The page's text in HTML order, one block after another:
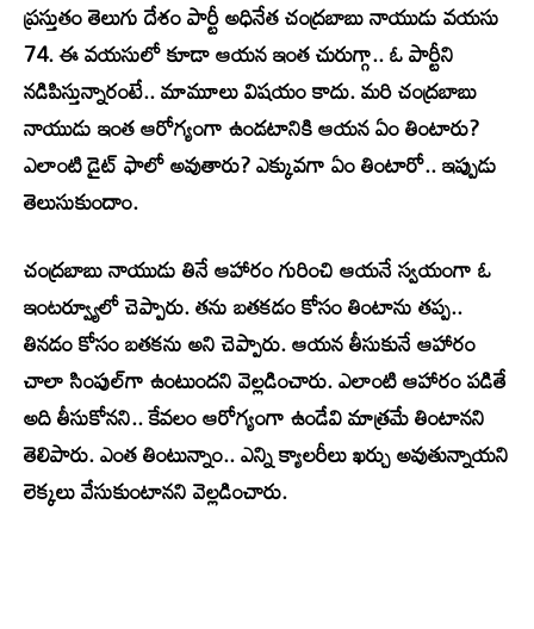
ప్రస్తుతం తెలుగు దేశం పార్టీ అధినేత చంద్రబాబు నాయుడు వయసు
74. ఈ వయసులో కూడా ఆయన ఇంత చురుగ్గా.. ఓ పార్టీని
నడిపిస్తున్నారంటే.. మామూలు విషయం కాదు. మరి చంద్రబాబు
నాయుడు ఇంత ఆరోగ్యంగా ఉండటానికి ఆయన ఏం తింటారు?
ఎలాంటి డైట్ ఫాలో అవుతారు? ఎక్కువగా ఏం తింటారో.. ఇప్పుడు
తెలుసుకుందాం.
చంద్రబాబు నాయుడు తినే ఆహారం గురించి ఆయనే స్వయంగా ఓ
ఇంటర్వ్యూలో చెప్పారు. తను బతకడం కోసం తింటాను తప్ప..
తినడం కోసం బతకను అని చెప్పారు. ఆయన తీసుకునే ఆహారం
చాలా సింపుల్‌గా ఉంటుందని వెల్లడించారు. ఎలాంటి ఆహారం పడితే
అది తీసుకోనని.. కేవలం ఆరోగ్యంగా ఉండేవి మాత్రమే తింటానని
తెలిపారు. ఎంత తింటున్నాం.. ఎన్ని క్యాలరీలు ఖర్చు అవుతున్నాయని
లెక్కలు వేసుకుంటానని వెల్లడించారు.